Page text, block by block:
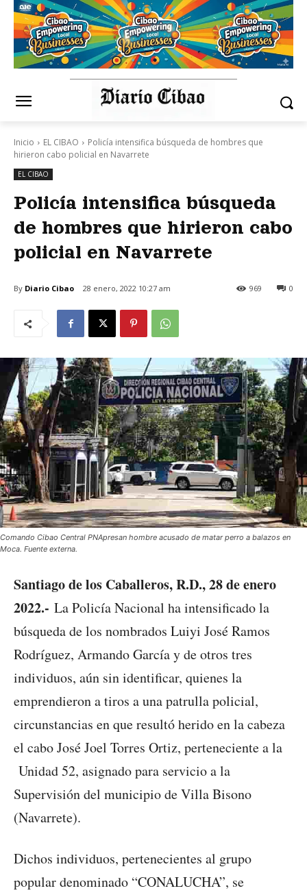
Inicio EL CIBAO
Policía intensifica búsqueda de hombres que
hirieron cabo policial en Navarrete
EL CIBAO
Policía intensifica búsqueda
de hombres que hirieron cabo
policial en Navarrete
By Diario Cibao 28 enero, 2022 10:27 am 0
969
Comando Cibao Central PNApresan hombre acusado de matar perro a balazos en
Moca. Fuente externa.
Santiago de los Caballeros, R.D., 28 de enero
2022.- La Policía Nacional ha intensificado la
búsqueda de los nombrados Luiyi José Ramos
Rodríguez, Armando García y de otros tres
individuos, aún sin identificar, quienes la
emprendieron a tiros a una patrulla policial,
circunstancias en que resultó herido en la cabeza
el cabo José Joel Torres Ortiz, perteneciente a la
Unidad 52, asignado para servicio a la
Supervisión del municipio de Villa Bisono
(Navarrete).
Dichos individuos, pertenecientes al grupo
popular denominado “CONALUCHA”, se